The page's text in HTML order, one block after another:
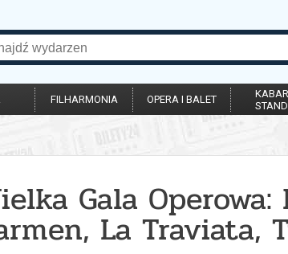
FILHARMONIA OPERA I BALET
Gala
La Traviata,